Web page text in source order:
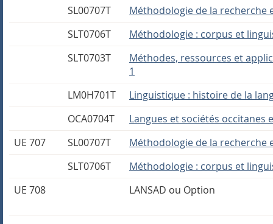
SL00707T
Méthodologie de la recherche
SLT0706T
Méthodologie : corpus et
SLT0703T
Méthodes, ressources et
1
LM0H701T
Linguistique : histoire de la
OCA0704T
Langues et sociétés occitanes
UE 707
SL00707T
Méthodologie de la recherche
SLT0706T
Méthodologie : corpus et
UE 708
LANSAD ou Option